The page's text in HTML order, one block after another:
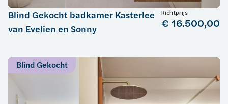
Blind Gekocht badkamer Kasterlee
van Evelien en Sonny
Richtprijs
€ 16.500,00
Blind Gekocht